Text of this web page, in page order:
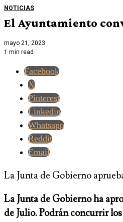
NOTICIAS
El Ayuntamiento
mayo 21, 2023
1 min read
Facebook
X
Pinterest
Linkedin
Whatsapp
Reddit
Email
La Junta de Gobierno
La Junta de Gobierno ha
de Julio. Podrán concurrir